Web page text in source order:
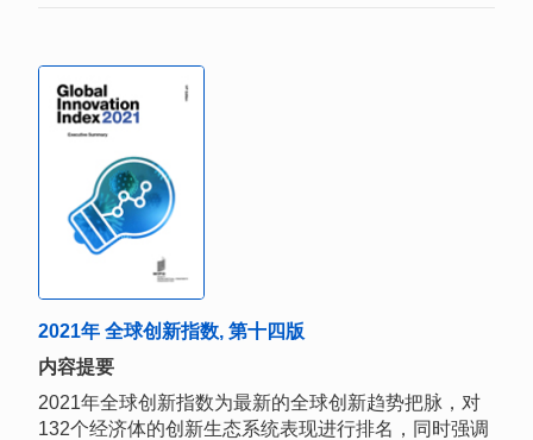
2021年 全球创新指数, 第十四版
内容提要
2021年全球创新指数为最新的全球创新趋势把脉，对
132个经济体的创新生态系统表现进行排名，同时强调